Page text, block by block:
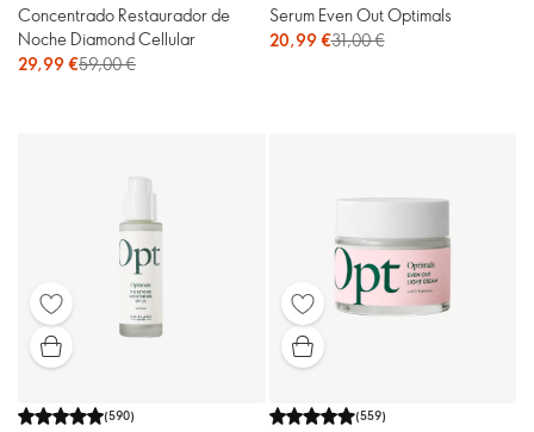
Concentrado Restaurador de
Noche Diamond Cellular
29,99 €59,00 €
Serum Even Out Optimals
20,99 €31,00 €
(590)
(559)